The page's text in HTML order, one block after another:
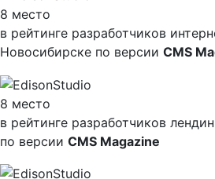
8 место
в рейтинге разработчиков
Новосибирске по версии CMS
8 место
в рейтинге разработчиков
по версии CMS Magazine